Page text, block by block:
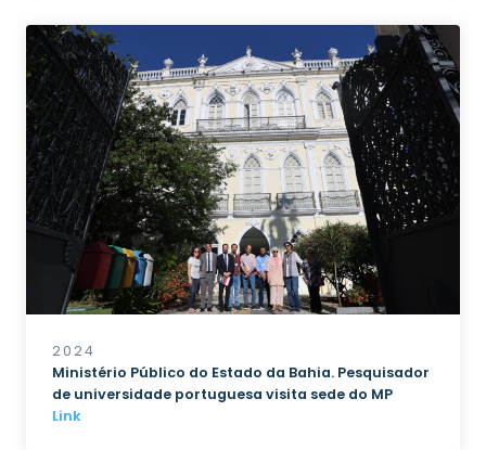
2024
Ministério Público do Estado da Bahia. Pesquisador
de universidade portuguesa visita sede do MP
Link